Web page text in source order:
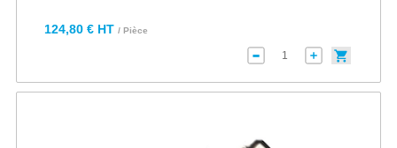
124,80 € HT / Pièce